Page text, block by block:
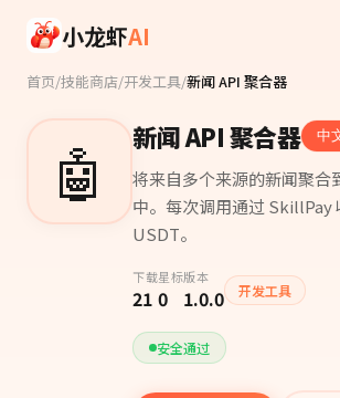
小龙虾AI
首页/技能商店/开发工具/新闻 API 聚合器
🤖 新闻 API 聚合器 中
将来自多个来源的新闻聚合
中。每次调用通过 SkillPay
USDT。
下载
21
星标
0
版本
1.0.0 开发工具
安全通过